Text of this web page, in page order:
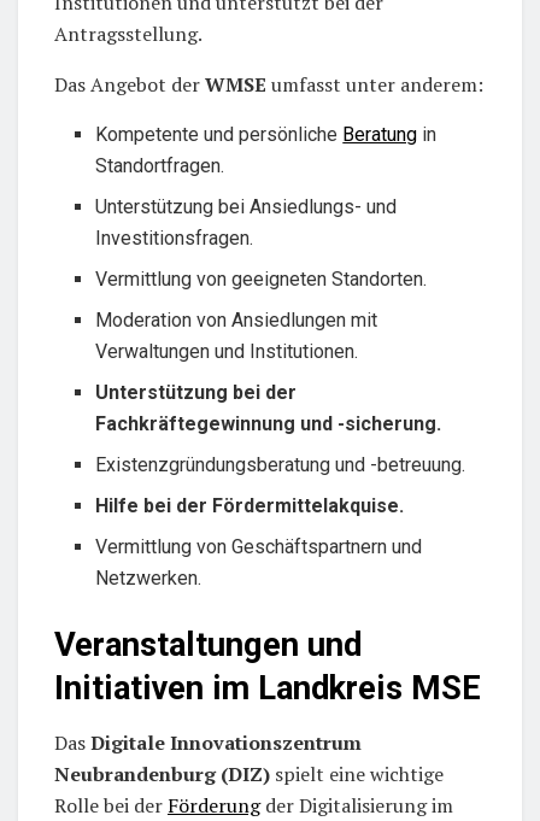
Antragsstellung.
Das Angebot derWMSE umfasst unter anderem:
Kompetente und persönliche Beratung in
Standortfragen.
Unterstützung bei Ansiedlungs- und
Investitionsfragen.
Vermittlung von geeigneten Standorten.
Moderation von Ansiedlungen mit
Verwaltungen und Institutionen.
Unterstützung bei der
Fachkräftegewinnung und -sicherung.
Existenzgründungsberatung und -betreuung.
Hilfe bei der Fördermittelakquise.
Vermittlung von Geschäftspartnern und
Netzwerken.
Veranstaltungen und
Initiativen im Landkreis MSE
DasDigitale Innovationszentrum
Neubrandenburg (DIZ) spielt eine wichtige
Rolle bei der Förderungder Digitalisierung im